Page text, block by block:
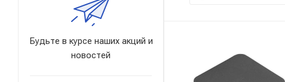
Будьте в курсе наших акций и
новостей